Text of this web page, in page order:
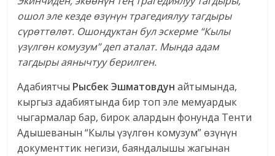
ошол эле кезде өзүнүн трагедиялуу тагдыры
сүрөттөлөт. Ошондуктан бул эскерме “Кылы
үзүлгөн комузум” деп аталат. Мында адам
тагдыры аянычтуу берилген.
Адабиятчы Рысбек Эшматовдун айтымында,
кыргыз адабиятында бир топ эле мемуардык
чыгармалар бар, бирок алардын фонунда Тенти
Адышеванын “Кылы үзүлгөн комузум” өзүнүн
документтик негизи, баяндалышы жагынан